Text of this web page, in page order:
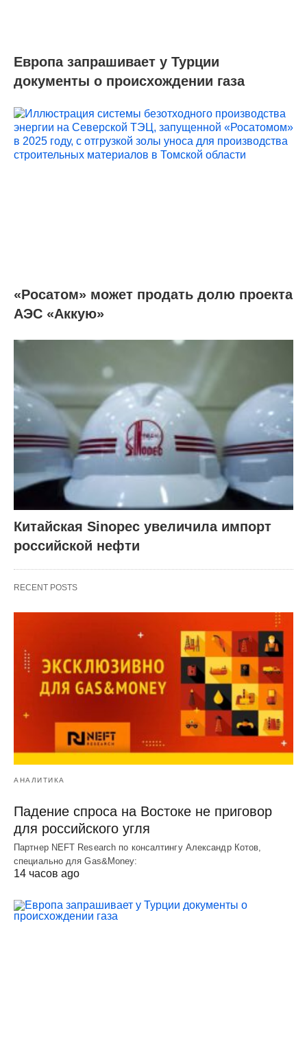
Европа запрашивает у Турции
документы о происхождении газа
«Росатом» может продать долю проекта
АЭС «Аккую»
Китайская Sinopec увеличила импорт
российской нефти
RECENT POSTS
АНАЛИТИКА
Падение спроса на Востоке не приговор
для российского угля
Партнер NEFT Research по консалтингу Александр Котов,
специально для Gas&Money:
14 часов ago